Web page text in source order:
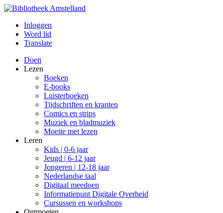
Inloggen
Word lid
Translate
Doen
Lezen
Boeken
E-books
Luisterboeken
Tijdschriften en kranten
Comics en strips
Muziek en bladmuziek
Moeite met lezen
Leren
Kids | 0-6 jaar
Jeugd | 6-12 jaar
Jongeren | 12-18 jaar
Nederlandse taal
Digitaal meedoen
Informatiepunt Digitale Overheid
Cursussen en workshops